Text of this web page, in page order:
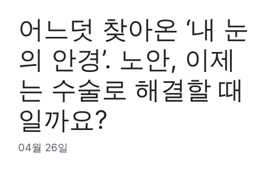
어느덧 찾아온 ‘내 눈
의 안경’. 노안, 이제
는 수술로 해결할 때
일까요?
04월 26일